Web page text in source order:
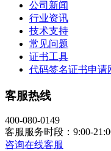
公司新闻
行业资讯
技术支持
常见问题
证书工具
代码签名证书申请
客服热线
400-080-0149
客服服务时段：9:00-
咨询在线客服